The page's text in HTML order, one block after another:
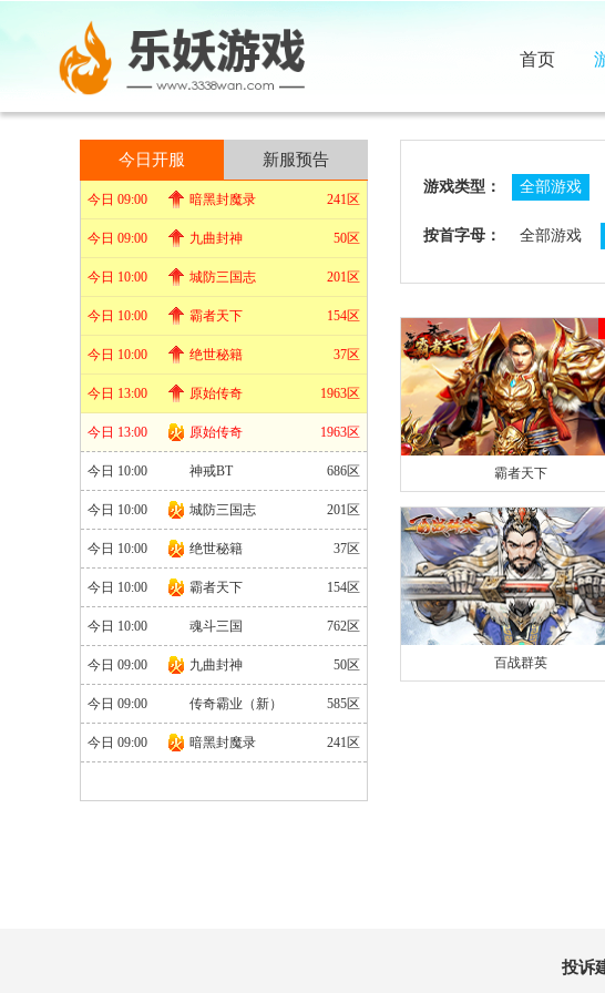
首页
今日开服 新服预告
今日 09:00 暗黑封魔录 241区
今日 09:00 九曲封神 50区
今日 10:00 城防三国志 201区
今日 10:00 霸者天下 154区
今日 10:00 绝世秘籍 37区
今日 13:00 原始传奇 1963区
今日 13:00 原始传奇 1963区
今日 10:00 神戒BT 686区
今日 10:00 城防三国志 201区
今日 10:00 绝世秘籍 37区
今日 10:00 霸者天下 154区
今日 10:00 魂斗三国 762区
今日 09:00 九曲封神 50区
今日 09:00 传奇霸业（新） 585区
今日 09:00 暗黑封魔录 241区
游戏类型： 全部游戏
按首字母： 全部游戏
霸者天下
官网 | 礼包 进入
百战群英
投诉